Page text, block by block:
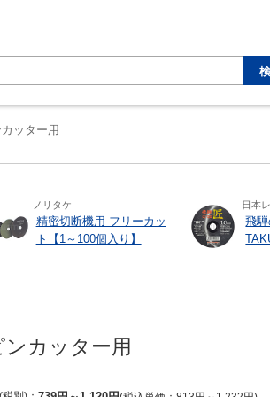
ッター用
ノリタケ
精密切断機用 フリーカッ
ト【1～100個入り】
日本
飛
カッター用